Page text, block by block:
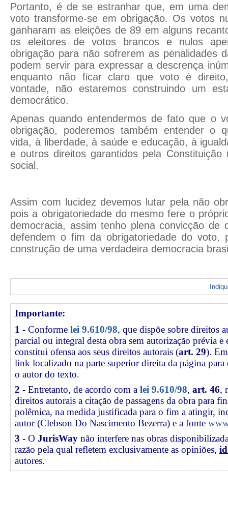
Portanto, é de se estranhar que, em uma
voto transforme-se em obrigação. Os votos
ganharam as eleições de 89 em alguns
os eleitores de votos brancos e nulos
obrigação para não sofrerem as penalidades
podem servir para expressar a descrença
enquanto não ficar claro que voto é
vontade, não estaremos construindo um
democrático.
Apenas quando entendermos de fato que o
obrigação, poderemos também entender o
vida, à liberdade, à saúde e educação, à
e outros direitos garantidos pela
social.
Assim com lucidez devemos lutar pela não
pois a obrigatoriedade do mesmo fere o
democracia, assim tenho plena convicção de
defendem o fim da obrigatoriedade do voto,
construção de uma verdadeira democracia
Importante:
1 - Conforme lei 9.610/98, que dispõe sobre direitos
parcial ou integral desta obra sem autorização prévia e
constitui ofensa aos seus direitos autorais (art. 29).
link localizado na parte superior direita da página
o autor do texto.
2 - Entretanto, de acordo com a lei 9.610/98, art. 46,
direitos autorais a citação de passagens da obra para
polêmica, na medida justificada para o fim a atingir,
autor (Clebson Do Nascimento Bezerra) e a fonte
3 - O JurisWay não interfere nas obras
razão pela qual refletem exclusivamente as opiniões,
autores.